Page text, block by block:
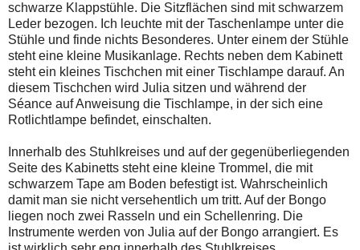
schwarze Klappstühle. Die Sitzflächen sind mit schwarzem
Leder bezogen. Ich leuchte mit der Taschenlampe unter die
Stühle und finde nichts Besonderes. Unter einem der Stühle
steht eine kleine Musikanlage. Rechts neben dem Kabinett
steht ein kleines Tischchen mit einer Tischlampe darauf. An
diesem Tischchen wird Julia sitzen und während der
Séance auf Anweisung die Tischlampe, in der sich eine
Rotlichtlampe befindet, einschalten.
Innerhalb des Stuhlkreises und auf der gegenüberliegenden
Seite des Kabinetts steht eine kleine Trommel, die mit
schwarzem Tape am Boden befestigt ist. Wahrscheinlich
damit man sie nicht versehentlich um tritt. Auf der Bongo
liegen noch zwei Rasseln und ein Schellenring. Die
Instrumente werden von Julia auf der Bongo arrangiert. Es